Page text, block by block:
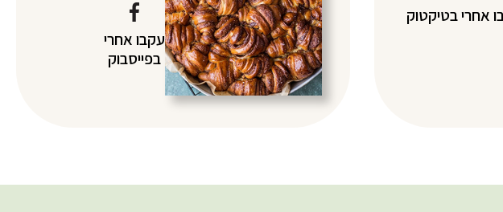
אחרי בטיקטוק
עקבו אחרי
בפייסבוק